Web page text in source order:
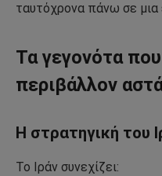
ταυτόχρονα πάνω σε μια
Τα γεγονότα
περιβάλλον
Η στρατηγική του
Το Ιράν συνεχίζει: